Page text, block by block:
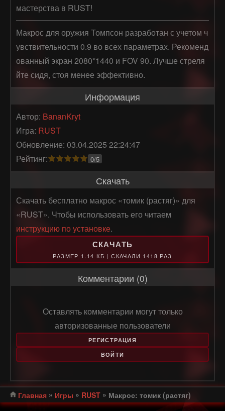
мастерства в RUST!
Макрос для оружия Томпсон разработан с учетом ч
увствительности 0.9 во всех параметрах. Рекоменд
ованный экран 2080*1440 и FOV 90. Лучше стреля
йте сидя, стоя менее эффективно.
Информация
Автор: BananKryt
Игра: RUST
Обновление: 03.04.2025 22:24:47
Рейтинг:
0/5
Скачать
Скачать бесплатно макрос «томик (растяг)» для
«RUST». Чтобы использовать его читаем
инструкцию по установке.
СКАЧАТЬ
РАЗМЕР 1.14 КБ | СКАЧАЛИ 1418 РАЗ
Комментарии (0)
Оставлять комментарии могут только
авторизованные пользователи
РЕГИСТРАЦИЯ
ВОЙТИ
Главная » Игры » RUST » Макрос: томик (растяг)